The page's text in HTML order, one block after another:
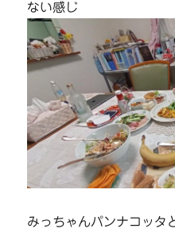
ない感じ
みっちゃんパンナコッタ